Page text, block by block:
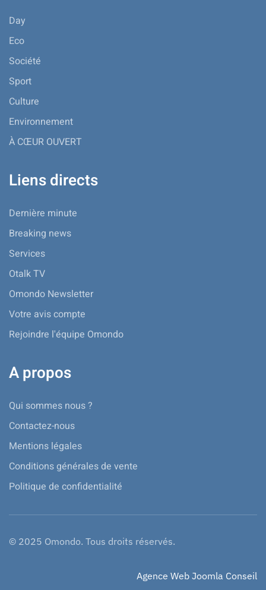
Day
Eco
Société
Sport
Culture
Environnement
À CŒUR OUVERT
Liens directs
Dernière minute
Breaking news
Services
Otalk TV
Omondo Newsletter
Votre avis compte
Rejoindre l'équipe Omondo
A propos
Qui sommes nous ?
Contactez-nous
Mentions légales
Conditions générales de vente
Politique de confidentialité
© 2025 Omondo. Tous droits réservés.
Agence Web Joomla Conseil